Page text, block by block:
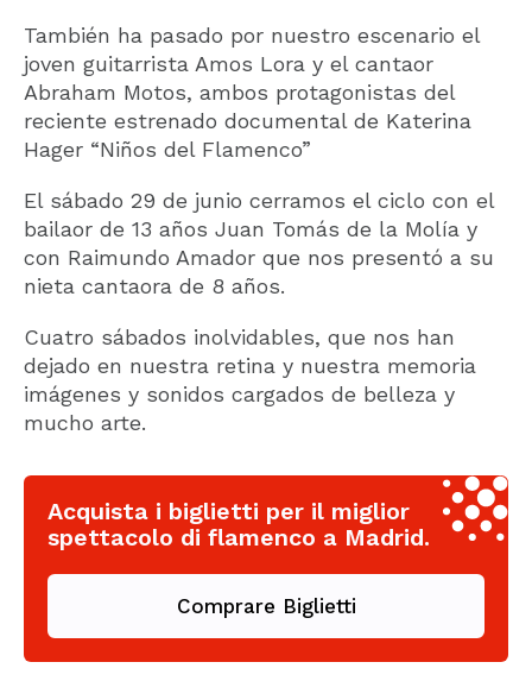
También ha pasado por nuestro escenario el
joven guitarrista Amos Lora y el cantaor
Abraham Motos, ambos protagonistas del
reciente estrenado documental de Katerina
Hager “Niños del Flamenco”
El sábado 29 de junio cerramos el ciclo con el
bailaor de 13 años Juan Tomás de la Molía y
con Raimundo Amador que nos presentó a su
nieta cantaora de 8 años.
Cuatro sábados inolvidables, que nos han
dejado en nuestra retina y nuestra memoria
imágenes y sonidos cargados de belleza y
mucho arte.
Acquista i biglietti per il miglior
spettacolo di flamenco a Madrid.
Comprare Biglietti